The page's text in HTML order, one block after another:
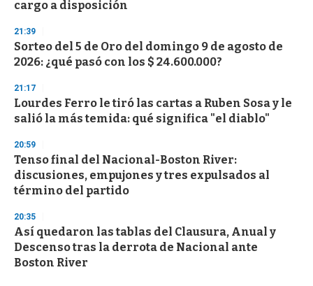
cargo a disposición
21:39
Sorteo del 5 de Oro del domingo 9 de agosto de
2026: ¿qué pasó con los $ 24.600.000?
21:17
Lourdes Ferro le tiró las cartas a Ruben Sosa y le
salió la más temida: qué significa "el diablo"
20:59
Tenso final del Nacional-Boston River:
discusiones, empujones y tres expulsados al
término del partido
20:35
Así quedaron las tablas del Clausura, Anual y
Descenso tras la derrota de Nacional ante
Boston River